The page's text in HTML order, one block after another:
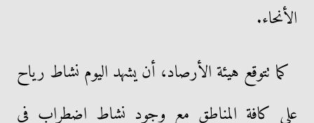
الأنحاء.
كما تتوقع هيئة الأرصاد، أن يشهد اليوم نشاط رياح
على كافة المناطق مع وجود نشاط اضطراب فى